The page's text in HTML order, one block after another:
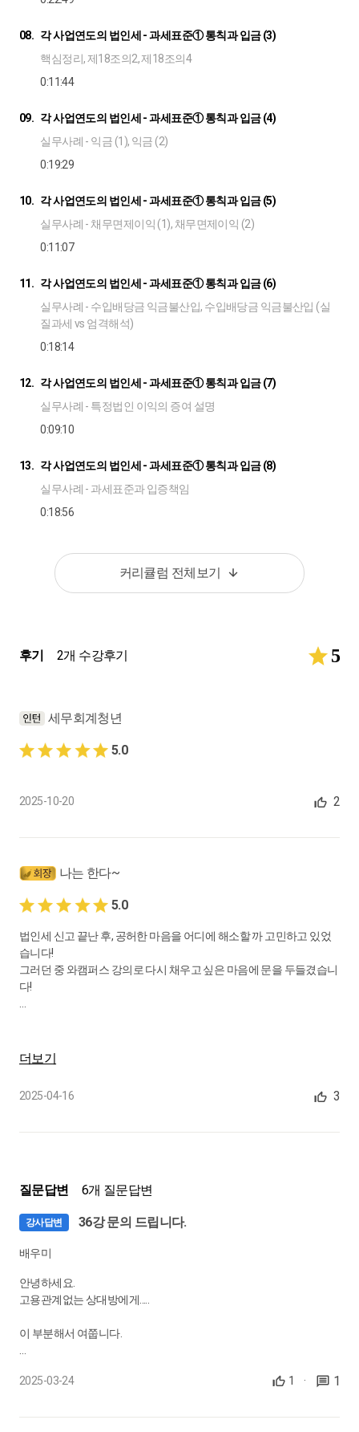
08. 각 사업연도의 법인세 - 과세표준① 통칙과 입금 (3)
핵심정리, 제18조의2, 제18조의4
0:11:44
09. 각 사업연도의 법인세 - 과세표준① 통칙과 입금 (4)
실무사례 - 익금 (1), 익금 (2)
0:19:29
10. 각 사업연도의 법인세 - 과세표준① 통칙과 입금 (5)
실무사례 - 채무면제이익 (1), 채무면제이익 (2)
0:11:07
11. 각 사업연도의 법인세 - 과세표준① 통칙과 입금 (6)
실무사례 - 수입배당금 익금불산입, 수입배당금 익금불산입 (실
질과세 vs 엄격해석)
0:18:14
12. 각 사업연도의 법인세 - 과세표준① 통칙과 입금 (7)
실무사례 - 특정법인 이익의 증여 설명
0:09:10
13. 각 사업연도의 법인세 - 과세표준① 통칙과 입금 (8)
실무사례 - 과세표준과 입증책임
0:18:56
핵심정리, 제 19조
0:08:42
실무사례 - 손금 (사업관련성), 위법비용의 손급산입여부 (1)
16. 각 사업연도의 법인세 - 과세표준② 손금(3)
여부 (3)
제19조의2, 법인세법 시행령 제19조의2 (1)
18.
각 사업연도의 법인세 - 과세표준② 손금(5)
0:09:15
19.
각 사업연도의 법인세 - 과세표준② 손금(6)
20. 각 사업연도의 법인세 - 과세표준② 손금(7)
경과), (파산), (사업의 폐지), (단기소멸시효), (소멸시효 기산일)
실무사례 - 대손금 (회수노력), (횡령)
금액, 손금에 산입되는 공과금, 부가가치세 매입세액 (위장거래),
위장매입액의 법인세 손금 인정여부
제21조의 2, 제22조 ~ 23조 (1)
커리큘럼 전체보기
후기 2개 수강후기 5
세무회계청년
5.0
2025-10-20 2
나는 한다~
5.0
법인세 신고 끝난 후, 공허한 마음을 어디에 해소할 까 고민하고 있었
습니다!
그러던 중 와캠퍼스 강의로 다시 채우고 싶은 마음에 문을 두들겼습니
다!
네요!
역시는 역시다~
더보기
2025-04-16 3
질문답변 6개 질문답변
강사답변 36강 문의 드립니다.
배우미
안녕하세요.
고용관계없는 상대방에게.....
이 부분해서 여쭙니다.
2025-03-24 1 · 1